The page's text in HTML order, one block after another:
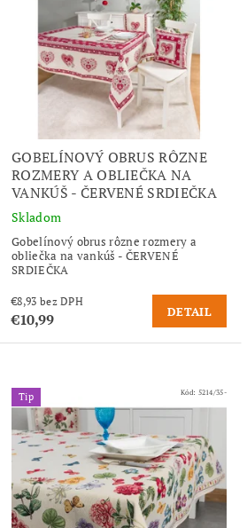
GOBELÍNOVÝ OBRUS RÔZNE
ROZMERY A OBLIEČKA NA
VANKÚŠ - ČERVENÉ SRDIEČKA
Skladom
Gobelínový obrus rôzne rozmery a
obliečka na vankúš - ČERVENÉ
SRDIEČKA
€8,93 bez DPH
€10,99 DETAIL
Tip Kód: 5214/35-